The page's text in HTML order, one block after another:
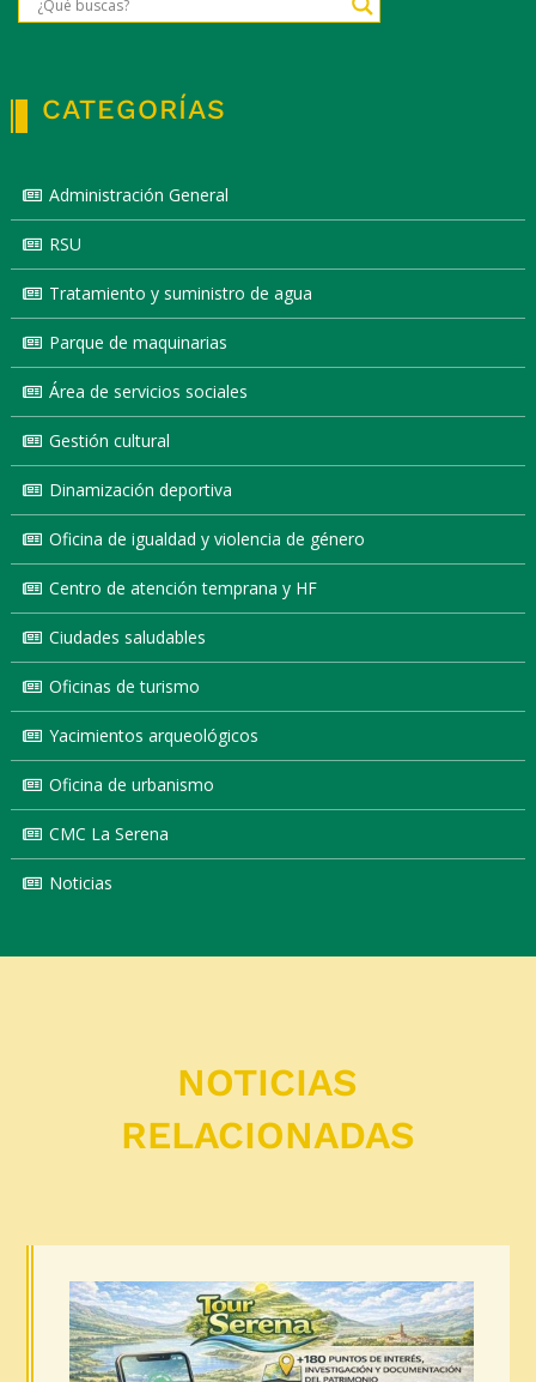
CATEGORÍAS
Administración General
RSU
Tratamiento y suministro de agua
Parque de maquinarias
Área de servicios sociales
Gestión cultural
Dinamización deportiva
Oficina de igualdad y violencia de género
Centro de atención temprana y HF
Ciudades saludables
Oficinas de turismo
Yacimientos arqueológicos
Oficina de urbanismo
CMC La Serena
Noticias
NOTICIAS
RELACIONADAS